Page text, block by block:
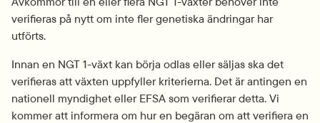
verifieras på nytt om inte fler genetiska ändringar har
utförts.
Innan en NGT 1-växt kan börja odlas eller säljas ska det
verifieras att växten uppfyller kriterierna. Det är antingen en
nationell myndighet eller EFSA som verifierar detta. Vi
kommer att informera om hur en begäran om att verifiera en